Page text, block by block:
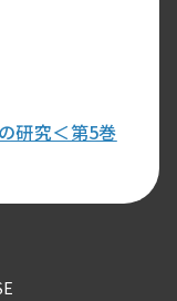
研究＜第5巻